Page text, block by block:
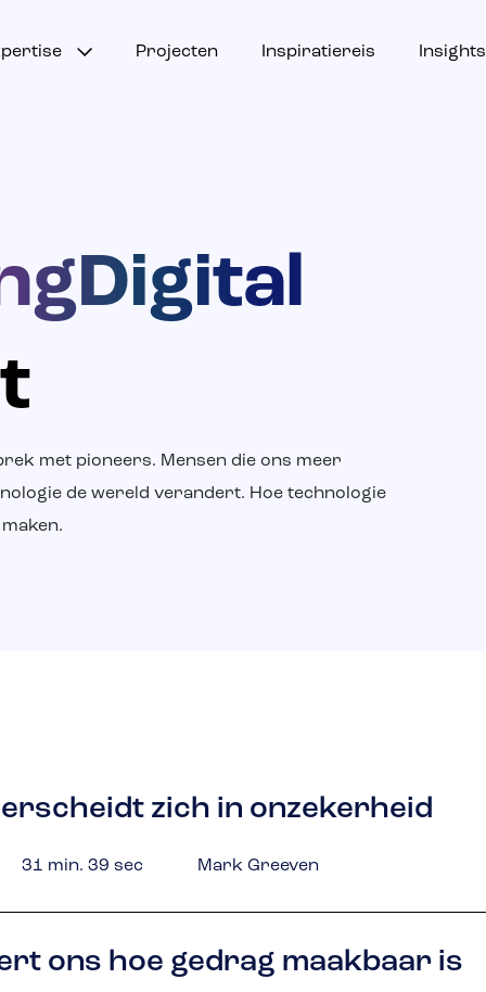
Projecten Inspiratiereis Insights
met pioneers. Mensen die ons meer
de wereld verandert. Hoe technologie
zich in onzekerheid
31 min. 39 sec Mark Greeven
ons hoe gedrag maakbaar is